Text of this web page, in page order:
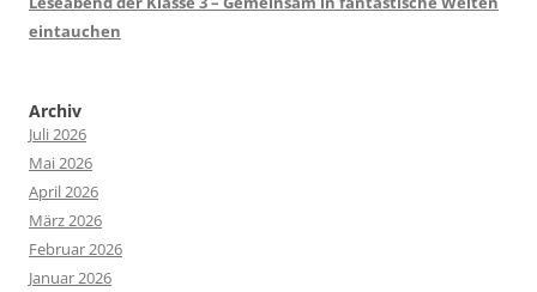
eintauchen
Archiv
Juli 2026
Mai 2026
April 2026
März 2026
Februar 2026
Januar 2026